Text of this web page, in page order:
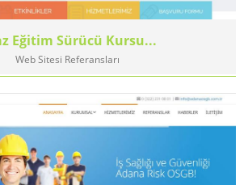
Eğitim Sürücü Kursu...
Web Sitesi Referansları